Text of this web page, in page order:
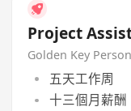
Project
Golden Key
五天工作周
十三個月薪酬